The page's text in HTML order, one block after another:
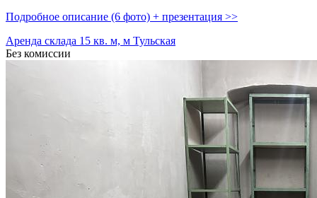
Подробное описание (6 фото) + презентация >>
Аренда склада 15 кв. м, м Тульская
Без комиссии